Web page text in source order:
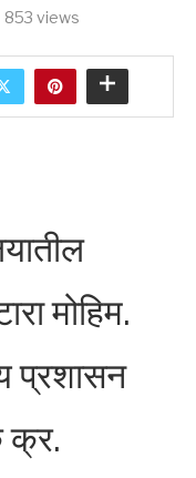
853 views
मोहिम.
प्रशासन
क्र.